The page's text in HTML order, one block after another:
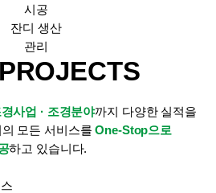
시공
잔디 생산
관리
사업 · 조경분야까지 다양한 실적을
의 모든 서비스를One-Stop으로
하고 있습니다.